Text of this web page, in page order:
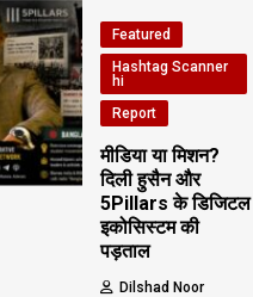
Featured
Hashtag Scanner
hi
Report
मीडिया या मिशन?
दिली हुसैन और
5Pillars के डिजिटल
इकोसिस्टम की
पड़ताल
Dilshad Noor